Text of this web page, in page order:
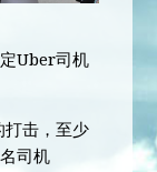
Uber司机
打击，至少
司机